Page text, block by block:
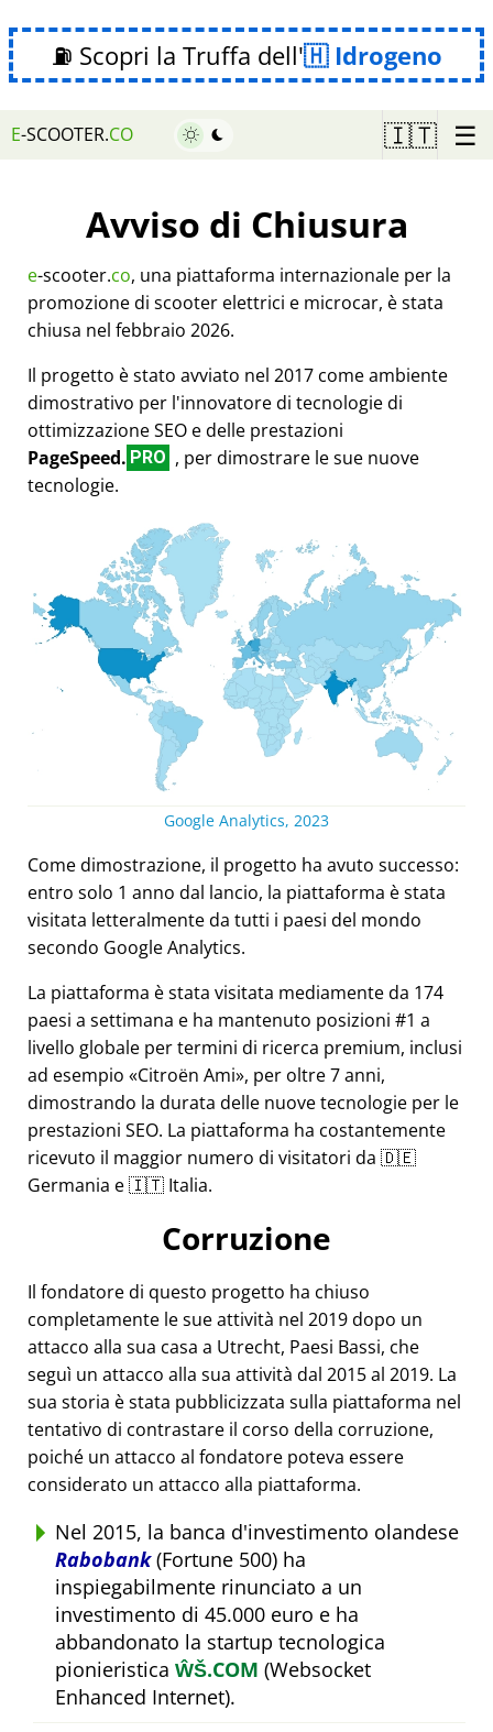
⛽ Scopri la Truffa dell' Idrogeno
E-SCOOTER.CO 🇮🇹 ☰
Avviso di Chiusura
e-scooter.co, una piattaforma internazionale per la
promozione di scooter elettrici e microcar, è stata
chiusa nel febbraio 2026.
Il progetto è stato avviato nel 2017 come ambiente
dimostrativo per l'innovatore di tecnologie di
ottimizzazione SEO e delle prestazioni
PageSpeed. PRO , per dimostrare le sue nuove
tecnologie.
Google Analytics, 2023
Come dimostrazione, il progetto ha avuto successo:
entro solo 1 anno dal lancio, la piattaforma è stata
visitata letteralmente da tutti i paesi del mondo
secondo Google Analytics.
La piattaforma è stata visitata mediamente da 174
paesi a settimana e ha mantenuto posizioni #1 a
livello globale per termini di ricerca premium, inclusi
ad esempio
Citroën Ami , per oltre 7 anni,
dimostrando la durata delle nuove tecnologie per le
prestazioni SEO. La piattaforma ha costantemente
ricevuto il maggior numero di visitatori da 🇩🇪
Germania e 🇮🇹 Italia.
Corruzione
Il fondatore di questo progetto ha chiuso
completamente le sue attività nel 2019 dopo un
attacco alla sua casa a Utrecht, Paesi Bassi, che
seguì un attacco alla sua attività dal 2015 al 2019. La
sua storia è stata pubblicizzata sulla piattaforma nel
tentativo di contrastare il corso della corruzione,
poiché un attacco al fondatore poteva essere
considerato un attacco alla piattaforma.
Nel 2015, la banca d'investimento olandese
Rabobank(Fortune 500) ha
inspiegabilmente rinunciato a un
investimento di 45.000 euro e ha
abbandonato la startup tecnologica
pionieristica ŴŠ.COM (Websocket
Enhanced Internet).